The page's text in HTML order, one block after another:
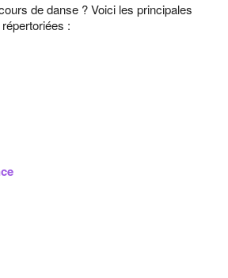
de danse ? Voici les principales
: